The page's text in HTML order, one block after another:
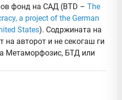
фонд на САД (BTD – The
a project of the German
States). Содржината на
на авторот и не секогаш ги
Метаморфозис, БТД или